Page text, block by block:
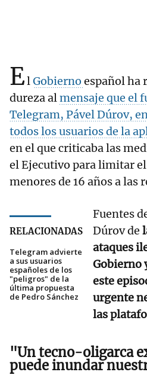
ElGobierno español ha
dureza almensaje que el
Telegram, Pável Dúrov,
todos los usuarios de la
en el que criticaba las
el Ejecutivo para limitar el
menores de 16 años a las
RELACIONADAS
Telegram advierte
a sus usuarios
españoles de los
"peligros" de la
última propuesta
de Pedro Sánchez
Fuentes
Dúrov de
ataques
Gobierno
este
urgente
las
"Un tecno-oligarca
puede inundar